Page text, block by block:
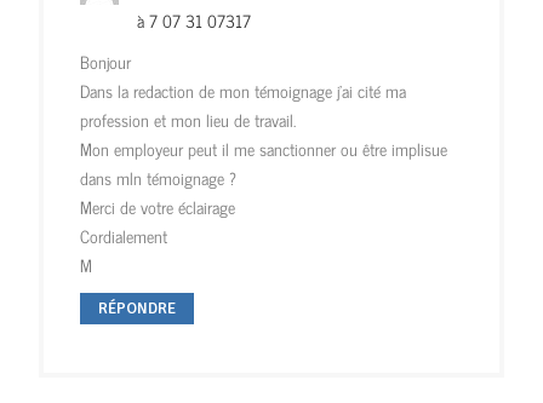
à 7 07 31 07317
Bonjour
Dans la redaction de mon témoignage j’ai cité ma
profession et mon lieu de travail.
Mon employeur peut il me sanctionner ou être implisue
dans mln témoignage ?
Merci de votre éclairage
Cordialement
M
RÉPONDRE